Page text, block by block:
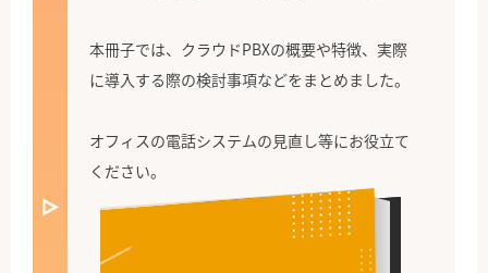
本冊子では、クラウドPBXの概要や特徴、実際
に導入する際の検討事項などをまとめました。
オフィスの電話システムの見直し等にお役立て
ください。